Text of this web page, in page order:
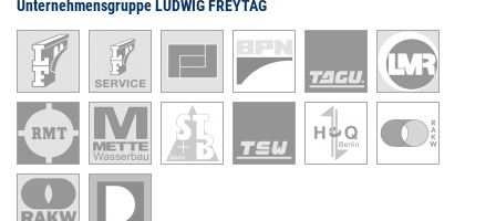
Unternehmensgruppe LUDWIG FREYTAG